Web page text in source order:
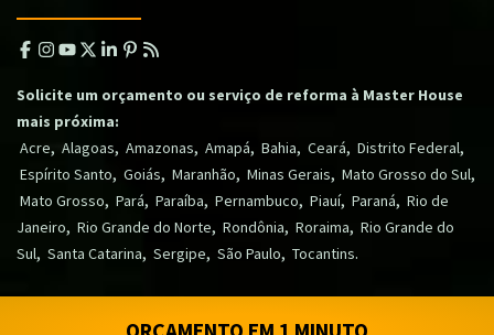
Solicite um orçamento ou serviço de reforma à Master House
mais próxima:
Acre, Alagoas, Amazonas, Amapá, Bahia, Ceará, Distrito Federal,
Espírito Santo, Goiás, Maranhão, Minas Gerais, Mato Grosso do Sul,
Mato Grosso, Pará, Paraíba, Pernambuco, Piauí, Paraná, Rio de
Janeiro, Rio Grande do Norte, Rondônia, Roraima, Rio Grande do
Sul, Santa Catarina, Sergipe, São Paulo, Tocantins.